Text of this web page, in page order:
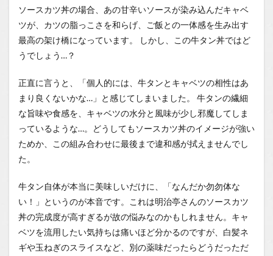
ソースカツ丼の場合、あの甘辛いソースが染み込んだキャベ
ツが、カツの脂っこさを和らげ、ご飯との一体感を生み出す
最高の架け橋になっています。 しかし、この牛タン丼ではど
うでしょう…？
正直に言うと、「個人的には、牛タンとキャベツの相性はあ
まり良くないかな…」と感じてしまいました。 牛タンの繊細
な旨味や食感を、キャベツの水分と風味が少し邪魔してしま
っているような…。どうしてもソースカツ丼のイメージが強い
ためか、この組み合わせに最後まで違和感が拭えませんでし
た。
牛タン自体が本当に美味しいだけに、「なんだか勿勿体な
い！」というのが本音です。これは明治亭さんのソースカツ
丼の完成度が高すぎるが故の悩みなのかもしれません。キャ
ベツを流用したい気持ちは痛いほど分かるのですが、白髪ネ
ギや玉ねぎのスライスなど、別の薬味だったらどうだっただ